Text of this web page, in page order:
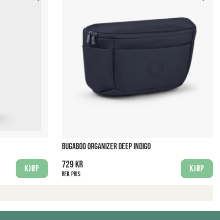
Kjøp
BUGABOO ORGANIZER DEEP INDIGO
729 kr
Rek. pris:
Kjøp